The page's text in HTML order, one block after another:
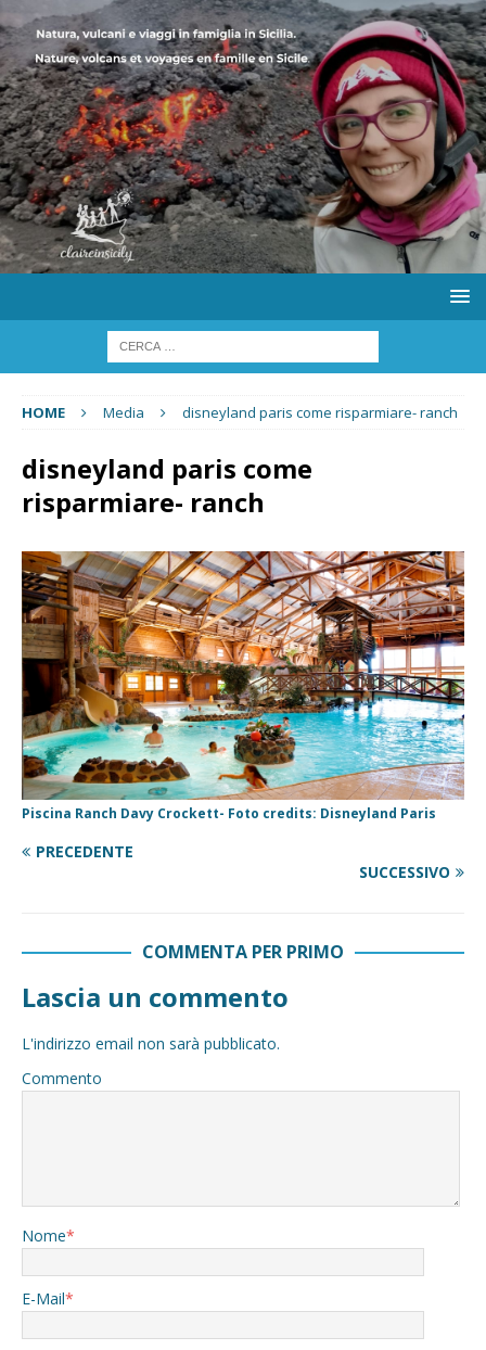
HOME Media disneyland paris come risparmiare- ranch
disneyland paris come
risparmiare- ranch
Piscina Ranch Davy Crockett- Foto credits: Disneyland Paris
PRECEDENTE
SUCCESSIVO
COMMENTA PER PRIMO
Lascia un commento
L'indirizzo email non sarà pubblicato.
Commento
Nome*
E-Mail*